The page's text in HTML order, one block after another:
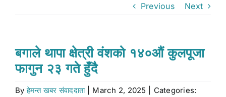
Stock market
Previous Next
बगाले थापा क्षेत्री वंशको १४०औं कुलपूजा
फागुन २३ गते हुँदै
Byहेमन्त खबर संवाददाता March 2, 2025
Categories: